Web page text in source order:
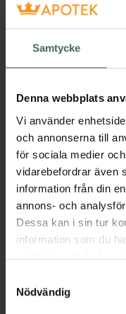
Samtycke
Denna webbplats
Vi använder
och annonserna till
för sociala medier
vidarebefordrar även
information från din
annons- och
Dessa kan i sin tur
information som du
samlat in när du har
återkalla ditt
cookieinställningar.
Nödvändig
Köp
Aktuella
Beskrivning
Läs alltid